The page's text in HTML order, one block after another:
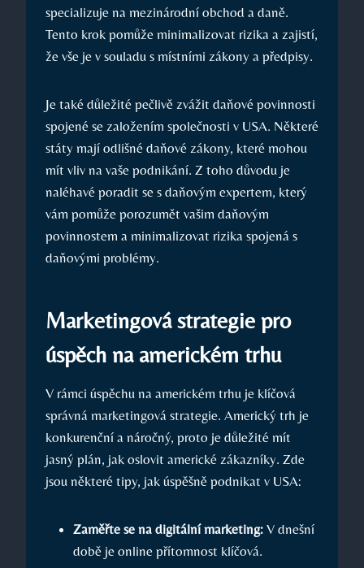
specializuje na mezinárodní obchod a daně.
Tento krok pomůže minimalizovat rizika a zajistí,
že vše je v souladu s místními zákony a předpisy.
Je také důležité pečlivě zvážit daňové povinnosti
spojené se založením společnosti v USA. Některé
státy mají odlišné daňové zákony, které mohou
mít vliv na vaše podnikání. Z toho důvodu je
naléhavé poradit se s daňovým expertem, který
vám pomůže porozumět vašim daňovým
povinnostem a minimalizovat rizika spojená s
daňovými problémy.
Marketingová strategie pro
úspěch na americkém trhu
V rámci úspěchu na americkém trhu je klíčová
správná marketingová strategie. Americký trh je
konkurenční a náročný, proto je důležité mít
jasný plán, jak oslovit americké zákazníky. Zde
jsou některé tipy, jak úspěšně podnikat v USA:
Zaměřte se na digitální marketing: V dnešní
době je online přítomnost klíčová.